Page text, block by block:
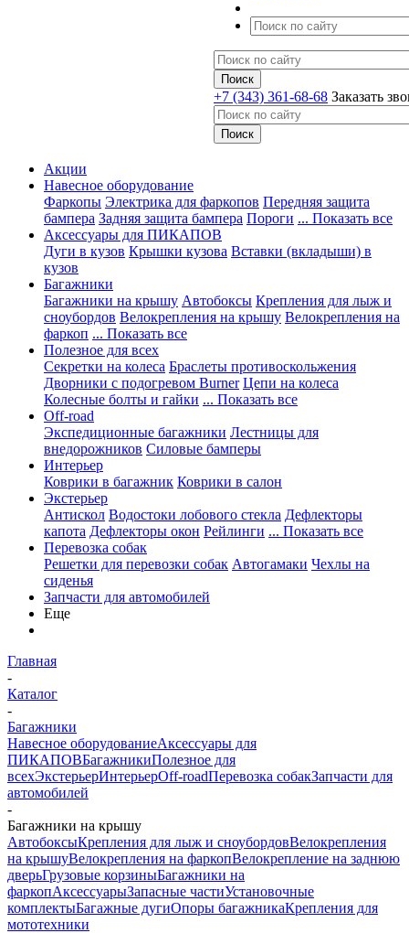
+7 (343) 361-68-68 Заказать
Акции
Навесное оборудование
Фаркопы Электрика для фаркопов Передняя защита
бампера Задняя защита бампера Пороги ... Показать все
Аксессуары для ПИКАПОВ
Дуги в кузов Крышки кузова Вставки (вкладыши) в
кузов
Багажники
Багажники на крышу Автобоксы Крепления для лыж и
сноубордов Велокрепления на крышу Велокрепления на
фаркоп ... Показать все
Полезное для всех
Секретки на колеса Браслеты противоскольжения
Дворники с подогревом Burner Цепи на колеса
Колесные болты и гайки ... Показать все
Off-road
Экспедиционные багажники Лестницы для
внедорожников Силовые бамперы
Интерьер
Коврики в багажник Коврики в салон
Экстерьер
Антискол Водостоки лобового стекла Дефлекторы
капота Дефлекторы окон Рейлинги ... Показать все
Перевозка собак
Решетки для перевозки собак Автогамаки Чехлы на
сиденья
Запчасти для автомобилей
Еще
Главная
-
Каталог
-
Багажники
Навесное оборудованиеАксессуары для
ПИКАПОВБагажникиПолезное для
всехЭкстерьерИнтерьерOff-roadПеревозка собакЗапчасти для
автомобилей
-
Багажники на крышу
АвтобоксыКрепления для лыж и сноубордовВелокрепления
на крышуВелокрепления на фаркопВелокрепление на заднюю
дверьГрузовые корзиныБагажники на
фаркопАксессуарыЗапасные частиУстановочные
комплектыБагажные дугиОпоры багажникаКрепления для
мототехники